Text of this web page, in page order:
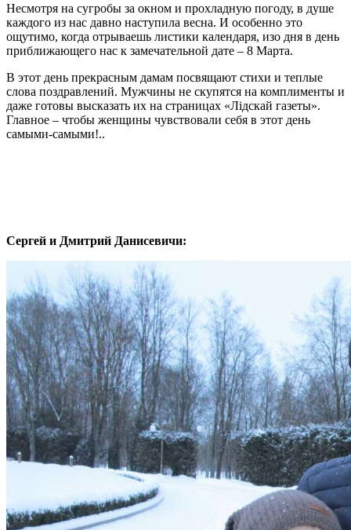
Несмотря на сугробы за окном и прохладную погоду, в душе
каждого из нас давно наступила весна. И особенно это
ощутимо, когда отрываешь листики календаря, изо дня в день
приближающего нас к замечательной дате – 8 Марта.
В этот день прекрасным дамам посвящают стихи и теплые
слова поздравлений. Мужчины не скупятся на комплименты и
даже готовы высказать их на страницах «Лідскай газеты».
Главное – чтобы женщины чувствовали себя в этот день
самыми-самыми!..
Сергей и Дмитрий Данисевичи: